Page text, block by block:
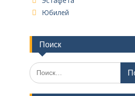
Юбилей
Поиск
Поиск
по: